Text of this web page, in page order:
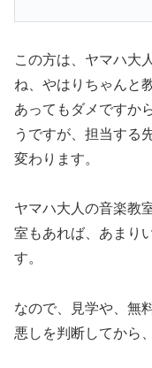
この方は、ヤマハ大
ね、やはりちゃんと
あってもダメですか
うですが、担当する
変わります。
ヤマハ大人の音楽教
室もあれば、あまり
す。
なので、見学や、無
悪しを判断してから